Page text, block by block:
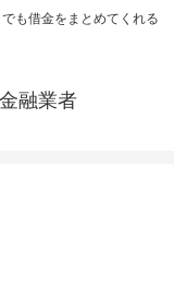
も借金をまとめてくれる
融業者